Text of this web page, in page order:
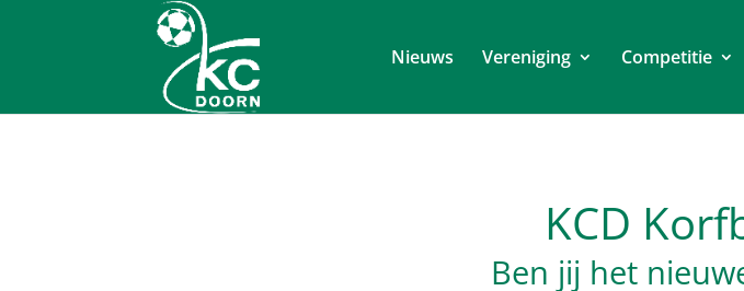
Nieuws Vereniging Competitie
KCD
Ben jij het